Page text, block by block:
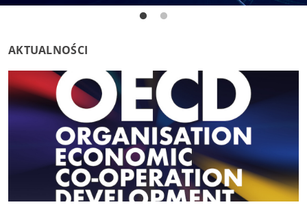
AKTUALNOŚCI